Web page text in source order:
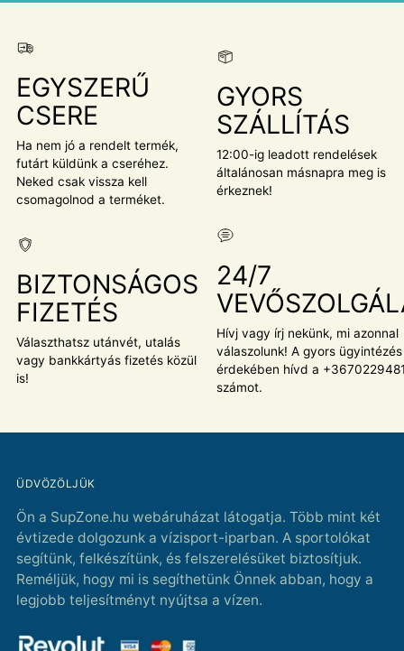
EGYSZERŰ
CSERE
Ha nem jó a rendelt termék,
futárt küldünk a cseréhez.
Neked csak vissza kell
csomagolnod a terméket.
GYORS
SZÁLLÍTÁS
12:00-ig leadott rendelések
általánosan másnapra meg is
érkeznek!
BIZTONSÁGOS
FIZETÉS
Választhatsz utánvét, utalás
vagy bankkártyás fizetés közül
is!
24/7
Hívj vagy írj nekünk, mi azonnal
válaszolunk! A gyors ügyintézés
érdekében hívd a
számot.
ÜDVÖZÖLJÜK
Ön a SupZone.hu webáruházat látogatja. Több mint két
évtizede dolgozunk a vízisport-iparban. A sportolókat
segítünk, felkészítünk, és felszerelésüket biztosítjuk.
Reméljük, hogy mi is segíthetünk Önnek abban, hogy a
legjobb teljesítményt nyújtsa a vízen.